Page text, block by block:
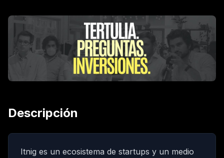
Descripción
Itnig es un ecosistema de startups y un medio